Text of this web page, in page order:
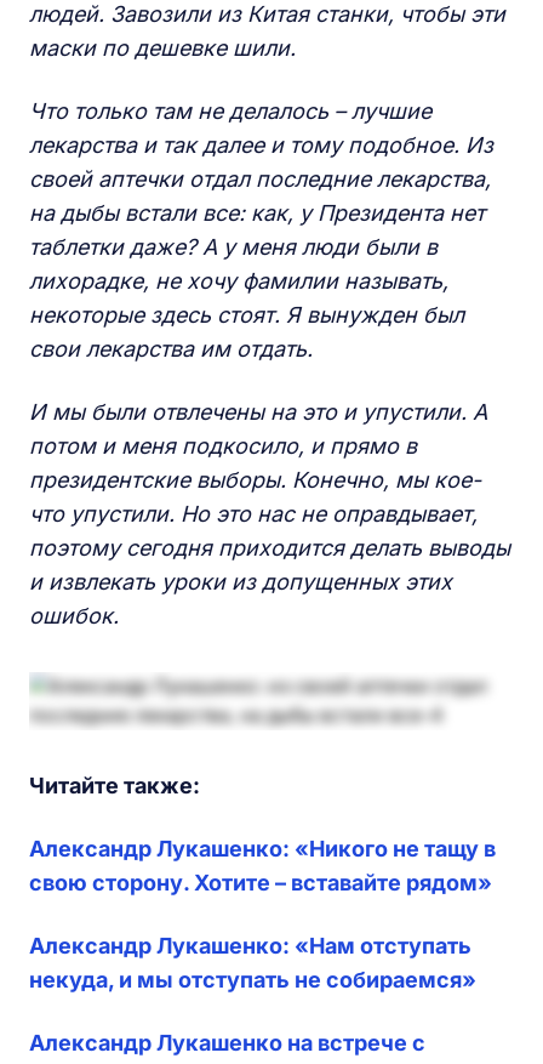
людей. Завозили из Китая станки, чтобы эти
маски по дешевке шили.
Что только там не делалось – лучшие
лекарства и так далее и тому подобное. Из
своей аптечки отдал последние лекарства,
на дыбы встали все: как, у Президента нет
таблетки даже? А у меня люди были в
лихорадке, не хочу фамилии называть,
некоторые здесь стоят. Я вынужден был
свои лекарства им отдать.
И мы были отвлечены на это и упустили. А
потом и меня подкосило, и прямо в
президентские выборы. Конечно, мы кое-
что упустили. Но это нас не оправдывает,
поэтому сегодня приходится делать выводы
и извлекать уроки из допущенных этих
ошибок.
Читайте также:
Александр Лукашенко: «Никого не тащу в
свою сторону. Хотите – вставайте рядом»
Александр Лукашенко: «Нам отступать
некуда, и мы отступать не собираемся»
Александр Лукашенко на встрече с